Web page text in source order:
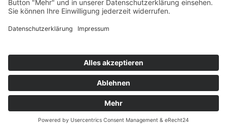
Stickereien & Textilien GmbH| Alle Rechte vorbehalten
Translate »